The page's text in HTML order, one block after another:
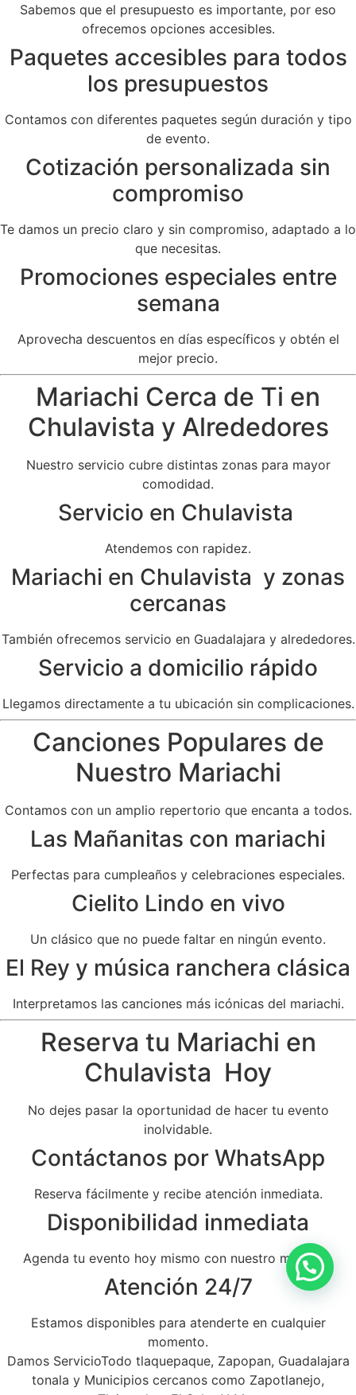
Sabemos que el presupuesto es importante, por eso
ofrecemos opciones accesibles.
Paquetes accesibles para todos
los presupuestos
Contamos con diferentes paquetes según duración y tipo
de evento.
Cotización personalizada sin
compromiso
Te damos un precio claro y sin compromiso, adaptado a lo
que necesitas.
Promociones especiales entre
semana
Aprovecha descuentos en días específicos y obtén el
mejor precio.
Mariachi Cerca de Ti en
Chulavista y Alrededores
Nuestro servicio cubre distintas zonas para mayor
comodidad.
Servicio en Chulavista
Atendemos con rapidez.
Mariachi en Chulavista y zonas
cercanas
También ofrecemos servicio en Guadalajara y alrededores.
Servicio a domicilio rápido
Llegamos directamente a tu ubicación sin complicaciones.
Canciones Populares de
Nuestro Mariachi
Contamos con un amplio repertorio que encanta a todos.
Las Mañanitas con mariachi
Perfectas para cumpleaños y celebraciones especiales.
Cielito Lindo en vivo
Un clásico que no puede faltar en ningún evento.
El Rey y música ranchera clásica
Interpretamos las canciones más icónicas del mariachi.
Reserva tu Mariachi en
Chulavista Hoy
No dejes pasar la oportunidad de hacer tu evento
inolvidable.
Contáctanos por WhatsApp
Reserva fácilmente y recibe atención inmediata.
Disponibilidad inmediata
Agenda tu evento hoy mismo con nuestro mariachi.
Atención 24/7
Estamos disponibles para atenderte en cualquier
momento.
Damos ServicioTodo tlaquepaque, Zapopan, Guadalajara
tonala y Municipios cercanos como Zapotlanejo,